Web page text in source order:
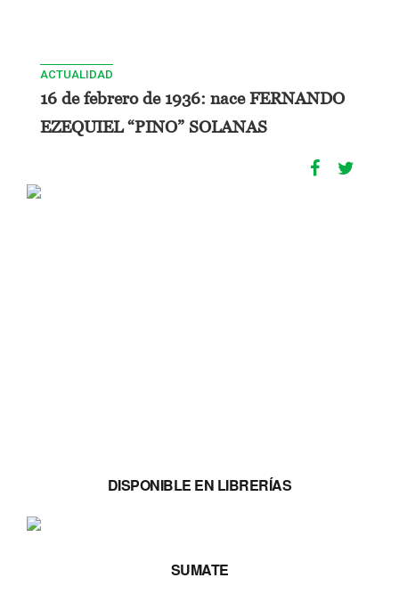
ACTUALIDAD
16 de febrero de 1936: nace FERNANDO
EZEQUIEL “PINO” SOLANAS
DISPONIBLE EN LIBRERÍAS
SUMATE